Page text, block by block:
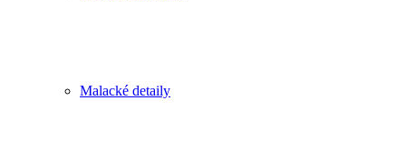
Malacké detaily